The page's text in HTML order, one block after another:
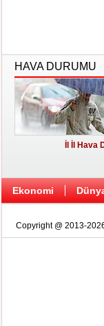
HAVA DURUMU
İl İl Hava
Ekonomi
Copyright @ 2013-